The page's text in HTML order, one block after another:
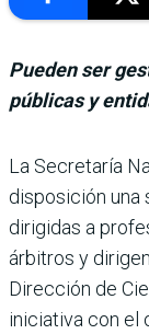
Pueden ser
públicas y
La Secretaría
dispo­sición una
dirigidas a
árbitros y
Dirección de
iniciativa con el